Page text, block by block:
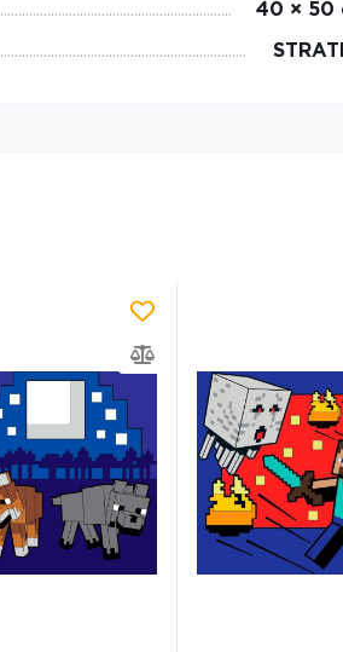
40 × 50